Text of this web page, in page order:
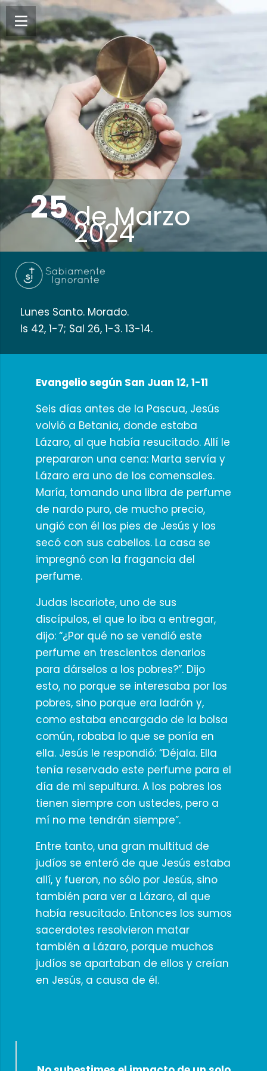
25deMarzo
2024
Lunes Santo. Morado.
Is 42, 1-7; Sal 26, 1-3. 13-14.
Evangelio según San Juan 12, 1-11
Seis días antes de la Pascua, Jesús
volvió a Betania, donde estaba
Lázaro, al que había resucitado. Allí le
prepararon una cena: Marta servía y
Lázaro era uno de los comensales.
María, tomando una libra de perfume
de nardo puro, de mucho precio,
ungió con él los pies de Jesús y los
secó con sus cabellos. La casa se
impregnó con la fragancia del
perfume.
Judas Iscariote, uno de sus
discípulos, el que lo iba a entregar,
dijo: “¿Por qué no se vendió este
perfume en trescientos denarios
para dárselos a los pobres?”. Dijo
esto, no porque se interesaba por los
pobres, sino porque era ladrón y,
como estaba encargado de la bolsa
común, robaba lo que se ponía en
ella. Jesús le respondió: “Déjala. Ella
tenía reservado este perfume para el
día de mi sepultura. A los pobres los
tienen siempre con ustedes, pero a
mí no me tendrán siempre”.
Entre tanto, una gran multitud de
judíos se enteró de que Jesús estaba
allí, y fueron, no sólo por Jesús, sino
también para ver a Lázaro, al que
había resucitado. Entonces los sumos
sacerdotes resolvieron matar
también a Lázaro, porque muchos
judíos se apartaban de ellos y creían
en Jesús, a causa de él.